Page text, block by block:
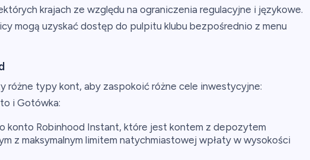
krajach ze względu na ograniczenia regulacyjne i językowe.
mogą uzyskać dostęp do pulpitu klubu bezpośrednio z menu
różne typy kont, aby zaspokoić różne cele inwestycyjne:
i Gotówka:
konto Robinhood Instant, które jest kontem z depozytem
z maksymalnym limitem natychmiastowej wpłaty w wysokości